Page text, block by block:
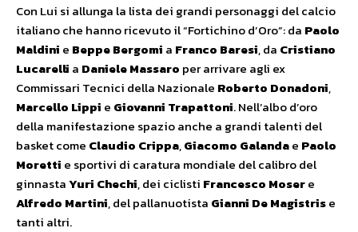
Con Lui si allunga la lista dei grandi personaggi del calcio
italiano che hanno ricevuto il “Fortichino d’Oro”: da Paolo
Maldini e Beppe Bergomi a Franco Baresi, da Cristiano
Lucarelli a Daniele Massaro per arrivare agli ex
Commissari Tecnici della Nazionale Roberto Donadoni,
Marcello Lippi e Giovanni Trapattoni. Nell’albo d’oro
della manifestazione spazio anche a grandi talenti del
basket come Claudio Crippa,Giacomo Galandae Paolo
Moretti e sportivi di caratura mondiale del calibro del
ginnastaYuri Chechi, dei ciclisti Francesco Mosere
Alfredo Martini, del pallanuotista Gianni De Magistrise
tanti altri.